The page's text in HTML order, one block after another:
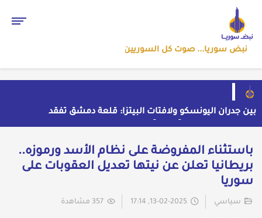
نبض سوريا... صوت كل السوريين
بين جدران اليونسكو ولافتات البيتزا: قلعة دمشق تفقد
هويتها تحت وطأة "التوظيف" العشوائي
واشنطن ترعى تقارباً نفطياً بين بغداد ودمشق بوساطة
مخزونها المستنزف في مواجهة ايران
أول رد ايراني على اتفاق "مكة" الدفاعي المشترك
حملة اعتقالات واسعة تطال عشرات الشبان في قرية
الرقامة بريف حمص الشرقي
باستثناء المفروضة على نظام الأسد ورموزه..
بريطانيا تعلن عن نيتها تعديل العقوبات على
سوريا
سياسي